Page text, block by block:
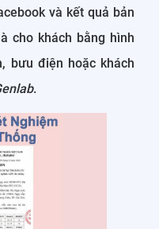
và kết quả bản
cho khách bằng hình
bưu điện hoặc khách
.